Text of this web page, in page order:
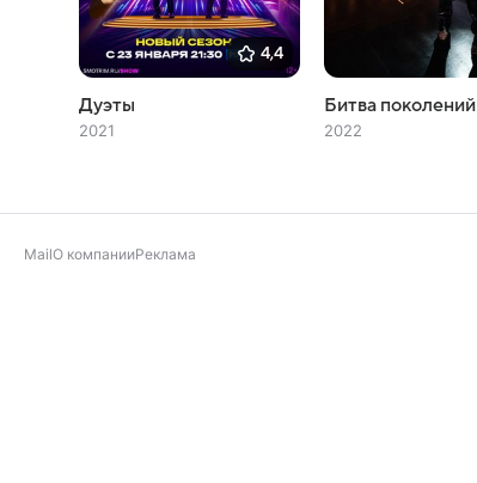
4,4
Дуэты
2021
Битва поколений
2022
MailО компанииРеклама